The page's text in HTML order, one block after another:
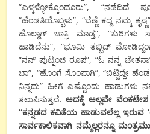
“ಎಳ್ಕಳ್ಳೋಕ್ಕೊಂದೂರು”, “ನಡೆದಿದೆ
“ಹೆಂಡತಿಯೊಬ್ಬಳು”, “ಬೆಣ್ಣೆ ಕದ್ದ ನಮ್ಮ
ಹೊಲ್ದಾಗ್ ಚಾಕ್ರಿ ಮಾಡ್ತ”,
ಹಾಡಿದೆನು”, “ಭೂಮಿ ತಬ್ಬಿದ್
“ನನ್ ಪುಟ್ನಂಜಿ ರೂಪ”, “ಓ ನನ್ನ
ಬಾ”, “ಹೊಂಗೆ ಸೊಂಪಾಗಿ”, “ಬಿಟ್ಟಿದ್ದೇ
ನಿನ್ನದು” ಹೀಗೆ ಎಷ್ಟೊಂದು ಹಾಡುಗಳು
ತಲುಪಿಸುತ್ತವೆ.ಅದಕ್ಕೆ ಅಲ್ಲವೇ
“ಕನ್ನಡದ ಕವಿತೆಯ ಹಾಡುವಲೆಲ್ಲ ಇರುವ
ಸಾರ್ವಕಾಲಿಕವಾಗಿ ನಮ್ಮೆಲ್ಲರನ್ನೂ